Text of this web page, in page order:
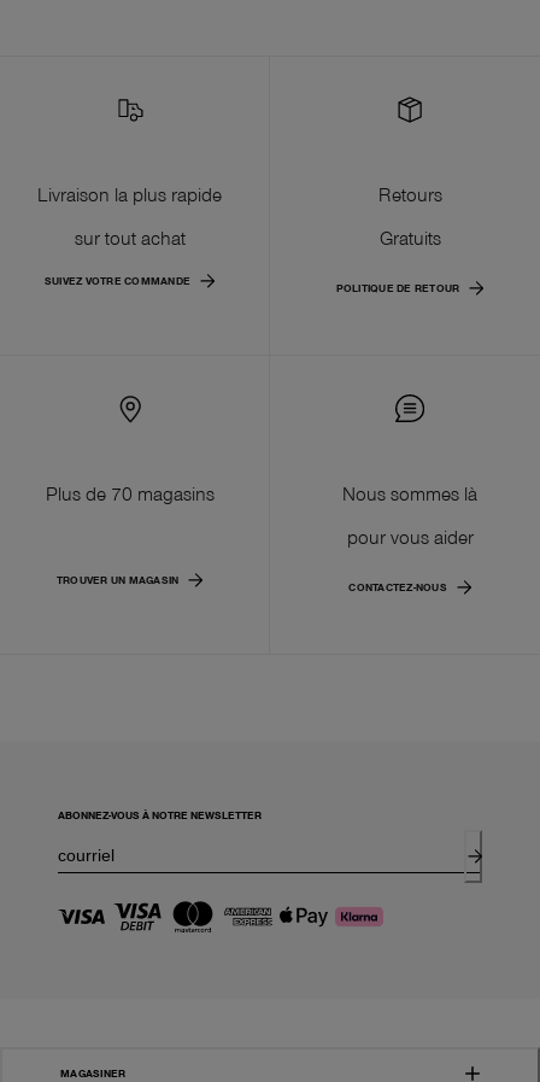
Livraison la plus rapide
sur tout achat
SUIVEZ VOTRE COMMANDE
Retours
Gratuits
POLITIQUE DE RETOUR
Plus de 70 magasins
TROUVER UN MAGASIN
Nous sommes là
pour vous aider
CONTACTEZ-NOUS
ABONNEZ-VOUS À NOTRE NEWSLETTER
MAGASINER